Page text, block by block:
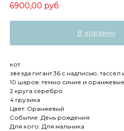
6900,00 руб.
В корзину
кот
звезда гигант 36 с надписью,
10 шаров: темно синие и оранжевые
2 круга серебро
4 грузика
Цвет: Оранжевый
Событие: День рождения
Для кого: Для мальчика